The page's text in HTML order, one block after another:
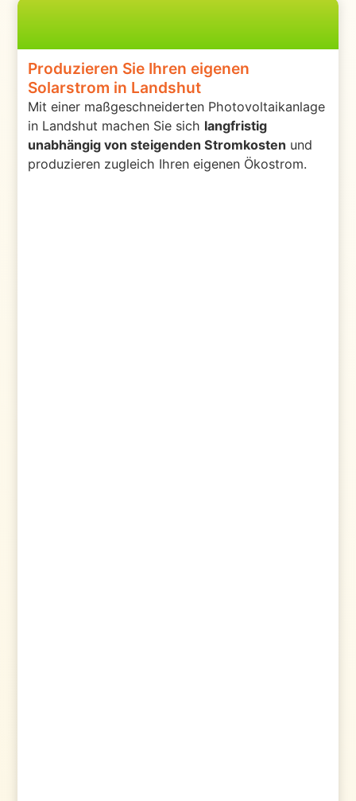
Produzieren Sie Ihren eigenen
Solarstrom in Landshut
Mit einer maßgeschneiderten Photovoltaikanlage
in Landshut machen Sie sich langfristig
unabhängig von steigenden Stromkosten und
produzieren zugleich Ihren eigenen Ökostrom.